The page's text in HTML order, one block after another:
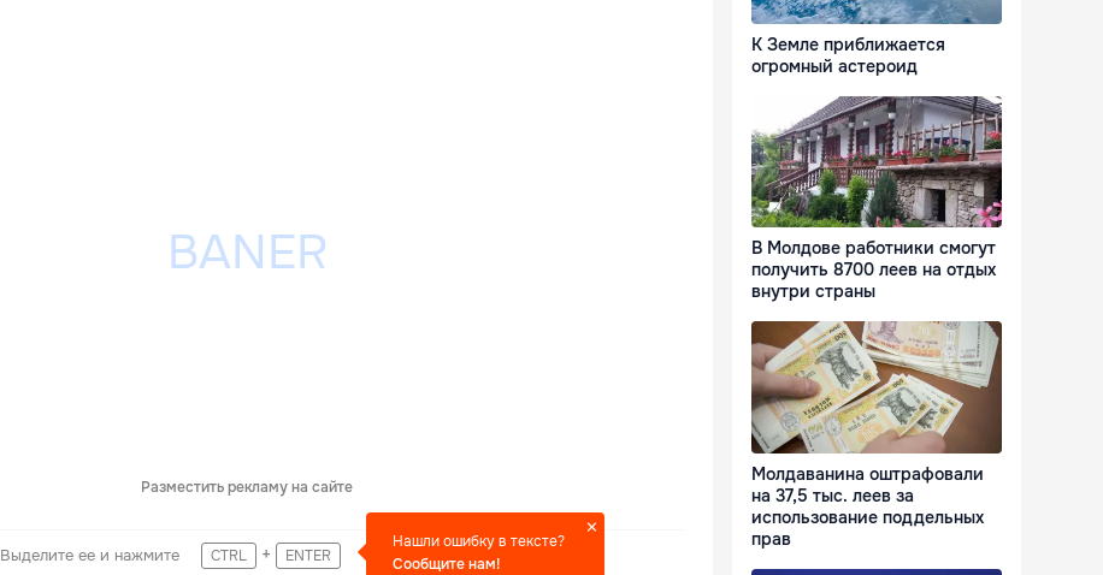
Разместить рекламу на сайте
Выделите ее и нажмите CTRL + ENTER
Нашли ошибку в тексте?
Сообщите нам!
К Земле приближается
огромный астероид
В Молдове работники смогут
получить 8700 леев на отдых
внутри страны
Молдаванина оштрафовали
на 37,5 тыс. леев за
использование поддельных
прав